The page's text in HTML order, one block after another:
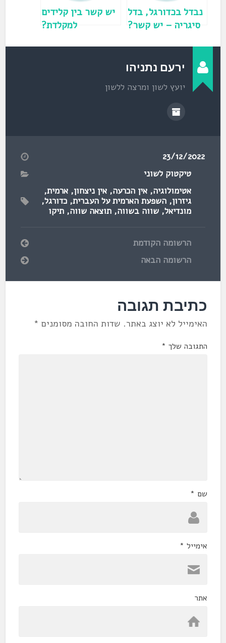
)
נבדל בכדורגל, בדל
סיגריה – יש קשר?
יש קשר בין קלידים
למקלדת?
ירעם נתניהו
יועץ לשון ומרצה ללשון
23/12/2022
טיקטוק לשוני
אטימולוגיה,אין הכרעה,אין ניצחון,ארמית,
גיזרון,השפעת הארמית על העברית,כדורגל,
מונדיאל,שווה בשווה,תוצאה שווה,תיקו
הרשומה הקודמת
הרשומה הבאה
כתיבת תגובה
האימייל לא יוצג באתר. שדות החובה מסומנים *
התגובה שלך *
שם *
אימייל *
אתר